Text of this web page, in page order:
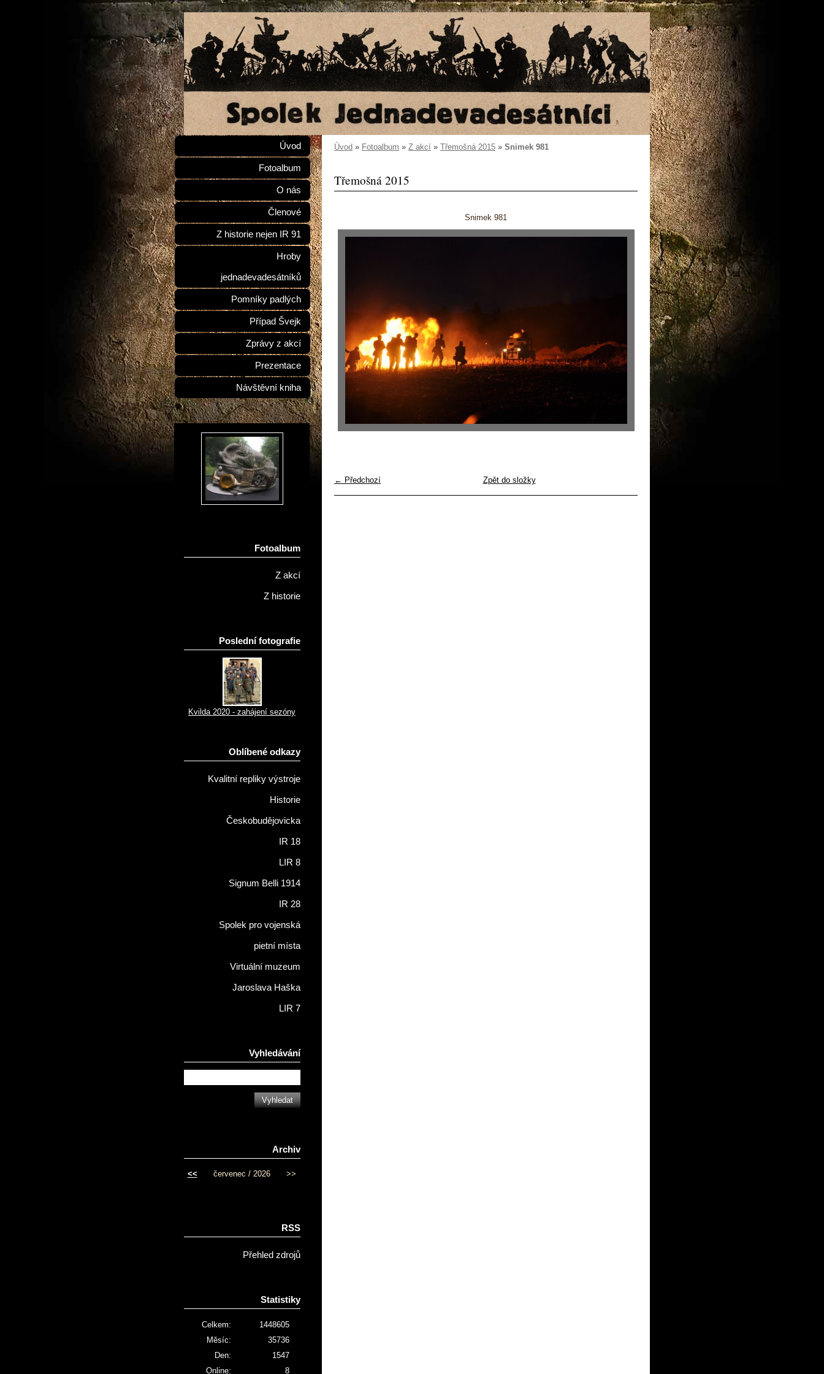
Úvod » Fotoalbum » Z akcí » Třemošná 2015 » Snimek 981
Třemošná 2015
Snimek 981
← Předchozí Zpět do složky
Úvod
Fotoalbum
O nás
Členové
Z historie nejen IR 91
Hroby
jednadevadesátníků
Pomníky padlých
Případ Švejk
Zprávy z akcí
Prezentace
Návštěvní kniha
Fotoalbum
Z akcí
Z historie
Poslední fotografie
Kvilda 2020 - zahájení sezóny
Oblíbené odkazy
Kvalitní repliky výstroje
Historie
Českobudějovicka
IR 18
LIR 8
Signum Belli 1914
IR 28
Spolek pro vojenská
pietní místa
Virtuální muzeum
Jaroslava Haška
LIR 7
Vyhledávání
Archiv
<< červenec / 2026 >>
RSS
Přehled zdrojů
Statistiky
Online: 8
Celkem:
1448605
Měsíc:
35736
Den:
1547